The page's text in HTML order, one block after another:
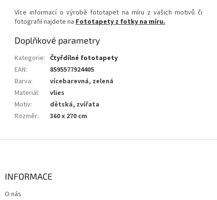
Více informací o výrobě fototapet na míru z vašich motivů či
fotografií najdete na Fototapety z fotky na míru.
Doplňkové parametry
Kategorie: Čtyřdílné fototapety
EAN:
8595577924405
Barva:
vícebarevná, zelená
Materiál:
vlies
Motiv:
dětská, zvířata
Rozměr: 360 x 270 cm
INFORMACE
O nás